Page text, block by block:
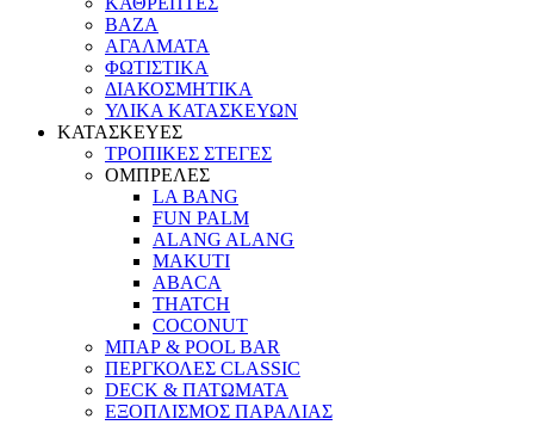
ΒΑΖΑ
ΑΓΑΛΜΑΤΑ
ΦΩΤΙΣΤΙΚΑ
ΔΙΑΚΟΣΜΗΤΙΚΑ
ΥΛΙΚΑ ΚΑΤΑΣΚΕΥΩΝ
ΚΑΤΑΣΚΕΥΕΣ
ΤΡΟΠΙΚΕΣ ΣΤΕΓΕΣ
ΟΜΠΡΕΛΕΣ
LA BANG
FUN PALM
ALANG ALANG
MAKUTI
ABACA
THATCH
COCONUT
ΜΠΑΡ & POOL BAR
ΠΕΡΓΚΟΛΕΣ CLASSIC
DECK & ΠΑΤΩΜΑΤΑ
ΕΞΟΠΛΙΣΜΟΣ ΠΑΡΑΛΙΑΣ